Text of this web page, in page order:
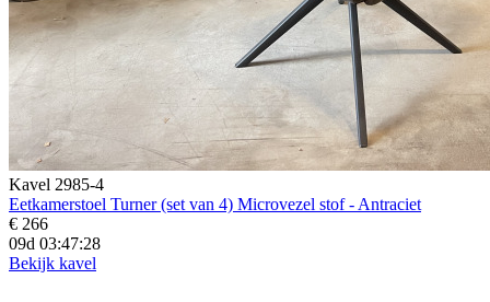
Kavel 2985-4
Eetkamerstoel Turner (set van 4) Microvezel stof - Antraciet
€ 266
09d 03:47:27
Bekijk kavel